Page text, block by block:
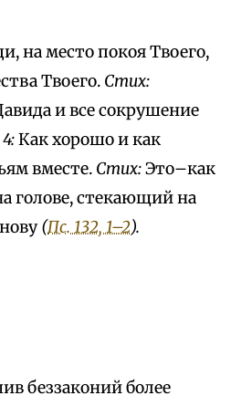
на место покоя Твоего,
Твоего. Стих:
и все сокрушение
Как хорошо и как
вместе. Стих:Это–как
голове, стекающий на
(Пс. 132, 1–2).
беззаконий более